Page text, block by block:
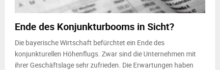
Ende des Konjunkturbooms in Sicht?
Die bayerische Wirtschaft befürchtet ein Ende des
konjunkturellen Höhenflugs. Zwar sind die Unternehmen mit
ihrer Geschäftslage sehr zufrieden. Die Erwartungen haben